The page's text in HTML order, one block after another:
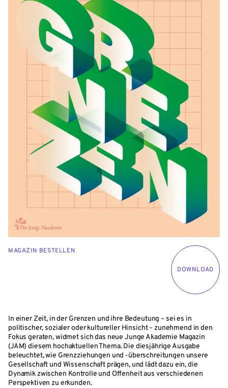
DOWNLOAD
MAGAZIN BESTELLEN
In einer Zeit, in der Grenzen und ihre Bedeutung – sei es in
politischer, sozialer oder kultureller Hinsicht – zunehmend in den
Fokus geraten, widmet sich das neue Junge Akademie Magazin
(JAM) diesem hochaktuellen Thema. Die diesjährige Ausgabe
beleuchtet, wie Grenzziehungen und -überschreitungen unsere
Gesellschaft und Wissenschaft prägen, und lädt dazu ein, die
Dynamik zwischen Kontrolle und Offenheit aus verschiedenen
Perspektiven zu erkunden.